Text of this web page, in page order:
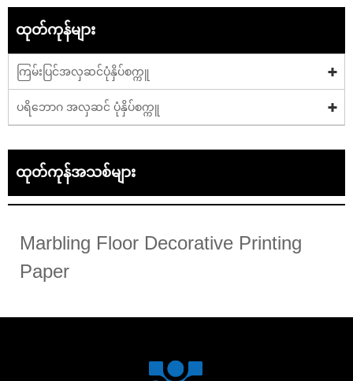
ထုတ်ကုန်များ
ကြမ်းပြင်အလှဆင်ပုံနှိပ်စက္ကူ
ပရိဘောဂ အလှဆင် ပုံနှိပ်စက္ကူ
ထုတ်ကုန်အသစ်များ
Marbling Floor Decorative Printing
Paper